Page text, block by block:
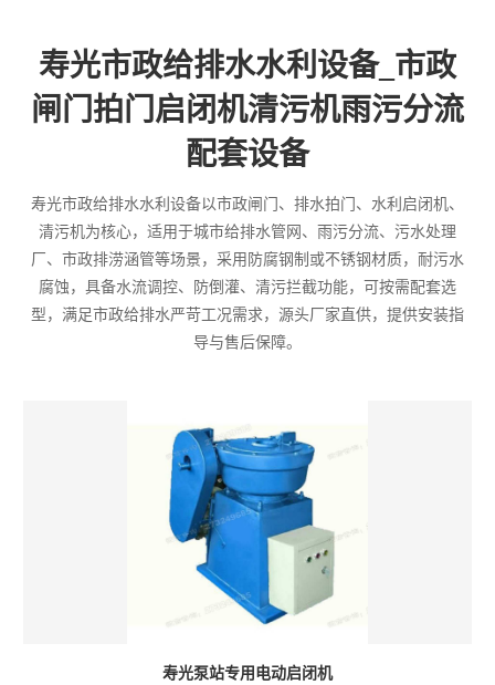
寿光市政给排水水利设备_市政
闸门拍门启闭机清污机雨污分流
配套设备
寿光市政给排水水利设备以市政闸门、排水拍门、水利启闭机、
清污机为核心，适用于城市给排水管网、雨污分流、污水处理
厂、市政排涝涵管等场景，采用防腐钢制或不锈钢材质，耐污水
腐蚀，具备水流调控、防倒灌、清污拦截功能，可按需配套选
型，满足市政给排水严苛工况需求，源头厂家直供，提供安装指
导与售后保障。
寿光泵站专用电动启闭机